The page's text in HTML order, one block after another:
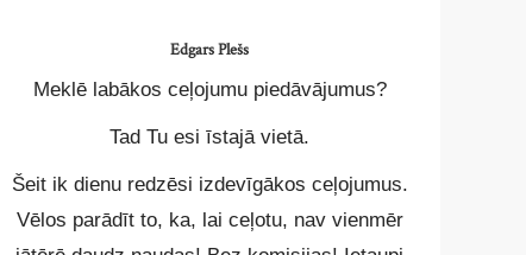
Edgars Plešs
Meklē labākos ceļojumu piedāvājumus?
Tad Tu esi īstajā vietā.
Šeit ik dienu redzēsi izdevīgākos ceļojumus.
Vēlos parādīt to, ka, lai ceļotu, nav vienmēr